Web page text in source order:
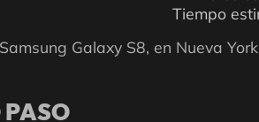
Tiempo
Galaxy S8, en Nueva
PASO